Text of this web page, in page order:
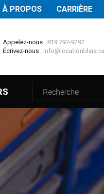
À PROPOS CARRIÈRE
Appelez-nous : 819 797-9292
Écrivez-nous : info@locationblais.ca